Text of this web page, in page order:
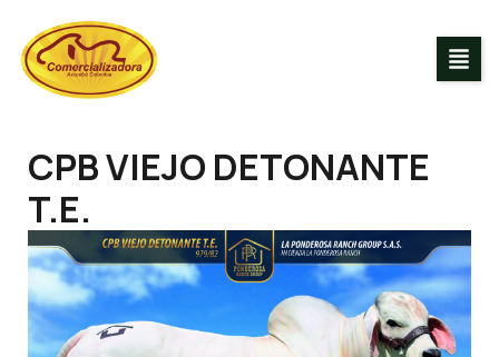
CPB VIEJO DETONANTE
T.E.